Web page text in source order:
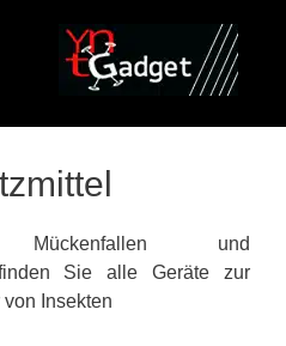
Mückenfallen und
Sie alle Geräte zur
Insekten